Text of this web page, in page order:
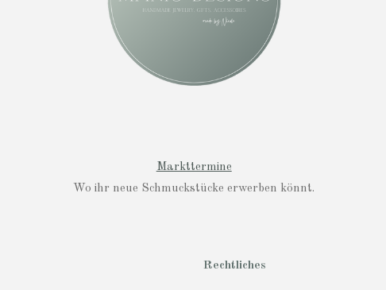
Markttermine
Wo ihr neue Schmuckstücke erwerben könnt.
Rechtliches